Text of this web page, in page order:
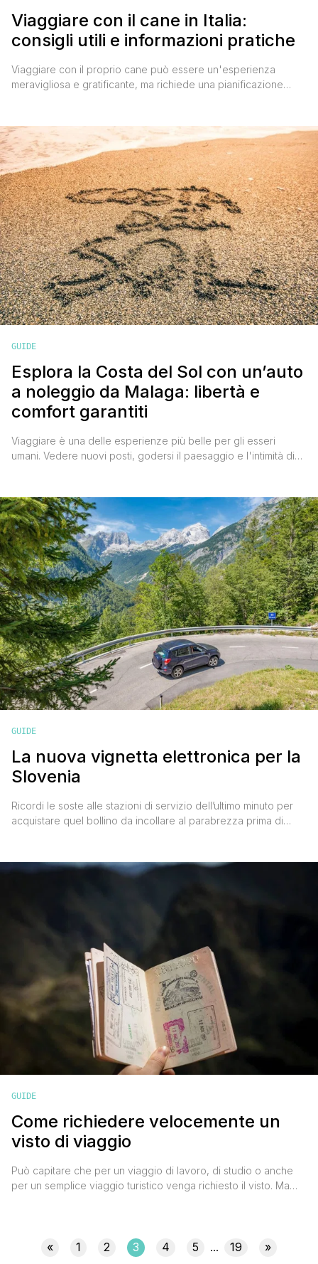
Viaggiare con il cane in Italia:
consigli utili e informazioni pratiche
Viaggiare con il proprio cane può essere un'esperienza
meravigliosa e gratificante, ma richiede una pianificazione
Che tu stia andando in vacanza, in visita ad amici o parenti, o
semplicemente a fare un giro [']
GUIDE
Esplora la Costa del Sol con un’auto
a noleggio da Malaga: libertà e
comfort garantiti
Viaggiare è una delle esperienze più belle per gli esseri
umani. Vedere nuovi posti, godersi il paesaggio e l'intimità di
perdiamo quando viaggiamo in aereo, anche se il cielo è
bellissimo. Un [']
GUIDE
La nuova vignetta elettronica per la
Slovenia
Ricordi le soste alle stazioni di servizio dell’ultimo minuto per
acquistare quel bollino da incollare al parabrezza prima di
2022 infatti, è entrata in vigore una nuova forma d’imposta
autostradale, molto più pratica [']
GUIDE
Come richiedere velocemente un
visto di viaggio
Può capitare che per un viaggio di lavoro, di studio o anche
per un semplice viaggio turistico venga richiesto il visto. Ma
del Paese di [']
« 1 2 3 4 5 ... 19 »